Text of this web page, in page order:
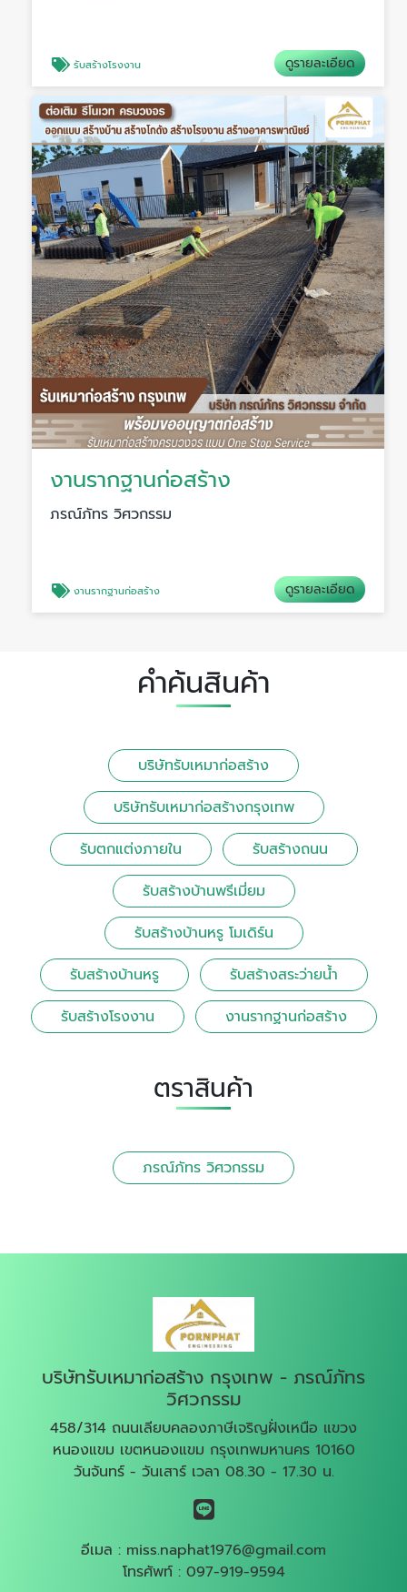
รับสร้างโรงงาน ดูรายละเอียด
งานรากฐานก่อสร้าง
ภรณ์ภัทร วิศวกรรม
งานรากฐานก่อสร้าง ดูรายละเอียด
คำค้นสินค้า
บริษัทรับเหมาก่อสร้าง
บริษัทรับเหมาก่อสร้างกรุงเทพ
รับตกแต่งภายใน
รับสร้างถนน
รับสร้างบ้านพรีเมี่ยม
รับสร้างบ้านหรู โมเดิร์น
รับสร้างบ้านหรู
รับสร้างสระว่ายน้ำ
รับสร้างโรงงาน
งานรากฐานก่อสร้าง
ตราสินค้า
ภรณ์ภัทร วิศวกรรม
บริษัทรับเหมาก่อสร้าง กรุงเทพ - ภรณ์ภัทร
วิศวกรรม
458/314 ถนนเลียบคลองภาษีเจริญฝั่งเหนือ แขวง
หนองแขม เขตหนองแขม กรุงเทพมหานคร 10160
วันจันทร์ - วันเสาร์ เวลา 08.30 - 17.30 น.
อีเมล : miss.naphat1976@gmail.com
โทรศัพท์ : 097-919-9594